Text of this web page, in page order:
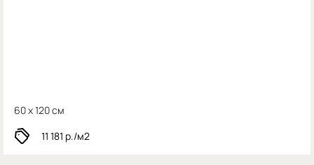
60 x 120 см
11 181 р./м2